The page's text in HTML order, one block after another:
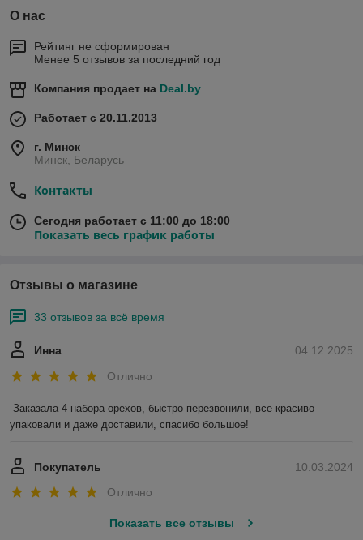
О нас
Рейтинг не сформирован
Менее 5 отзывов за последний год
Компания продает на Deal.by
Работает с 20.11.2013
г. Минск
Минск, Беларусь
Контакты
Сегодня работает с 11:00 до 18:00
Показать весь график работы
Отзывы о магазине
33 отзывов за всё время
04.12.2025
Инна
Отлично
Заказала 4 набора орехов, быстро перезвонили, все красиво
упаковали и даже доставили, спасибо большое!
10.03.2024
Покупатель
Отлично
Показать все отзывы